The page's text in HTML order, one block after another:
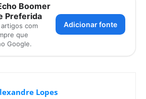
Boomer
Preferida
com
que
Google.
Adicionar fonte
Lopes